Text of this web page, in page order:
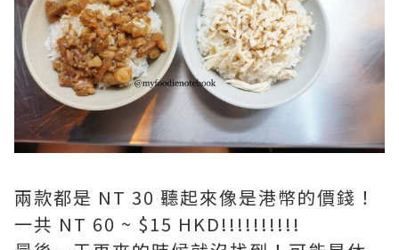
兩款都是 NT 30 聽起來像是港幣的價錢！
一共 NT 60 ~ $15 HKD!!!!!!!!!!